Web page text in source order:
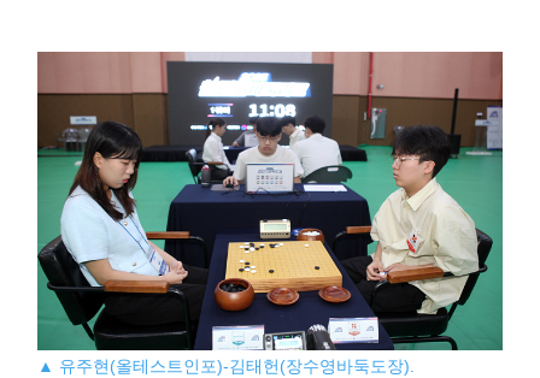
▲ 유주현(올테스트인포)-김태헌(장수영바둑도장).